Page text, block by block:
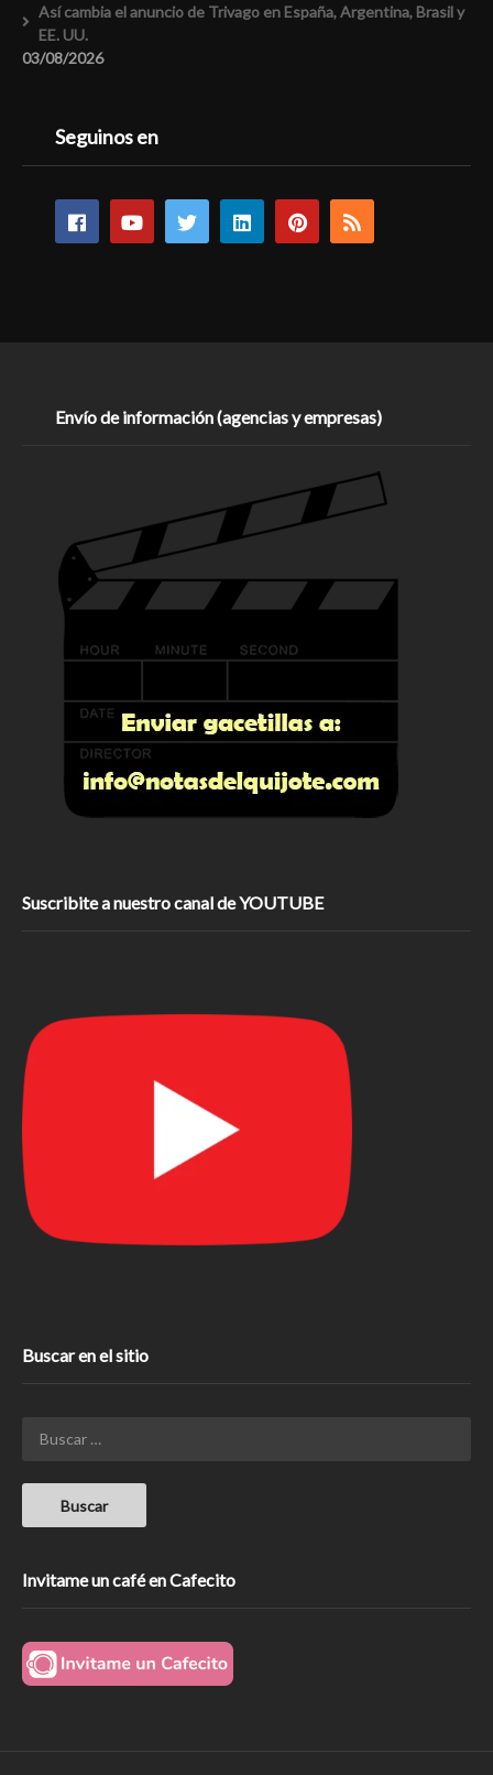
Así cambia el anuncio de Trivago en España, Argentina, Brasil y
EE. UU.
03/08/2026
Seguinos en
Envío de información (agencias y empresas)
Suscribite a nuestro canal de YOUTUBE
Buscar en el sitio
Invitame un café en Cafecito